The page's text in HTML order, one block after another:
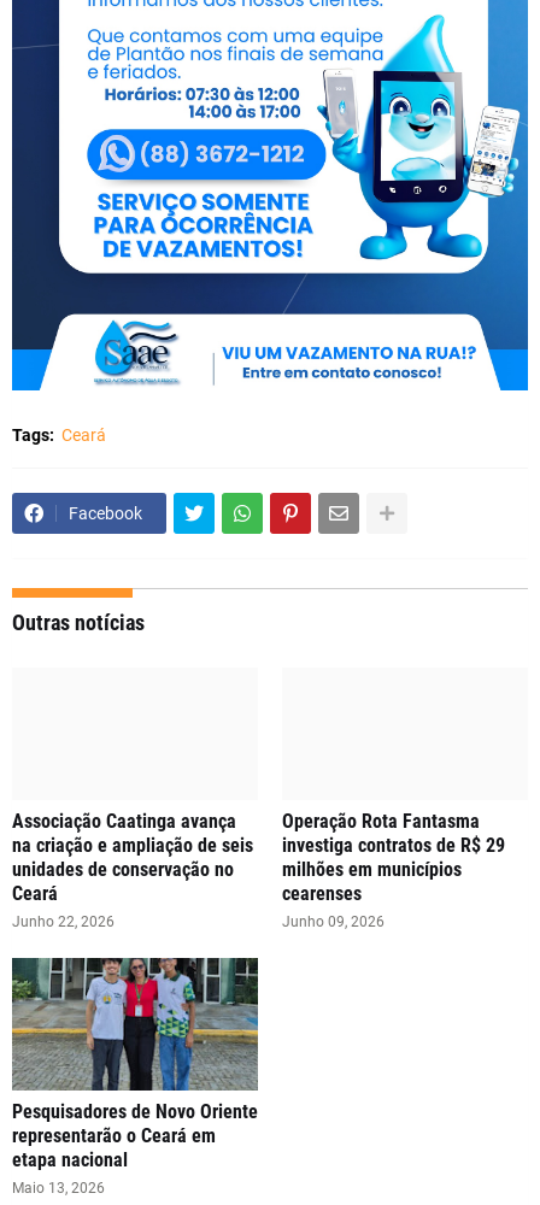
Tags: Ceará
Facebook
Outras notícias
Associação Caatinga avança
na criação e ampliação de seis
unidades de conservação no
Ceará
Junho 22, 2026
Operação Rota Fantasma
investiga contratos de R$ 29
milhões em municípios
cearenses
Junho 09, 2026
Pesquisadores de Novo Oriente
representarão o Ceará em
etapa nacional
Maio 13, 2026